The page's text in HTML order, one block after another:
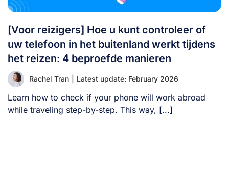
[Voor reizigers] Hoe u kunt controleer of
uw telefoon in het buitenland werkt tijdens
het reizen: 4 beproefde manieren
Rachel Tran Latest update: February 2026
Learn how to check if your phone will work abroad
while traveling step-by-step. This way, [...]